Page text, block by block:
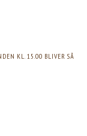
KL. 15.00 BLIVER SÅ